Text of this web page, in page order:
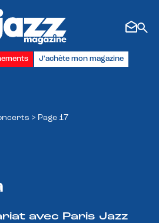
J'achète mon magazine
> Page 17
avec Paris Jazz